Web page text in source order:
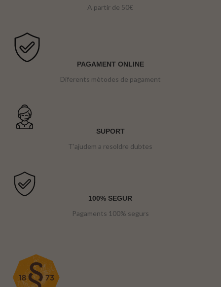
A partir de 50€
PAGAMENT ONLINE
Diferents mètodes de pagament
SUPORT
T'ajudem a resoldre dubtes
100% SEGUR
Pagaments 100% segurs